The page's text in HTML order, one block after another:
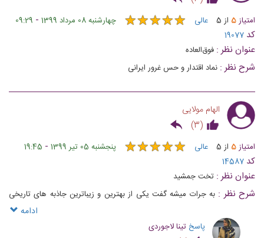
امتیاز5 از 5 عالی ★★★★★
★★★★★ چهارشنبه 08 مرداد 1399 -
09:29
کد 19077
عنوان نظر : فوق‌العاده
شرح نظر : نماد اقتدار و حس غرور ایرانی
الهام مولایی
(
3
)
امتیاز5 از 5 عالی ★★★★★
★★★★★ پنجشنبه 05 تیر 1399 -
19:45
کد 14587
عنوان نظر : تخت جمشيد
شرح نظر : به جرات میشه گفت یکی از بهترین و زیباترین جاذبه های تاریخی
ادامه
پاسخ تینا لاجوردی